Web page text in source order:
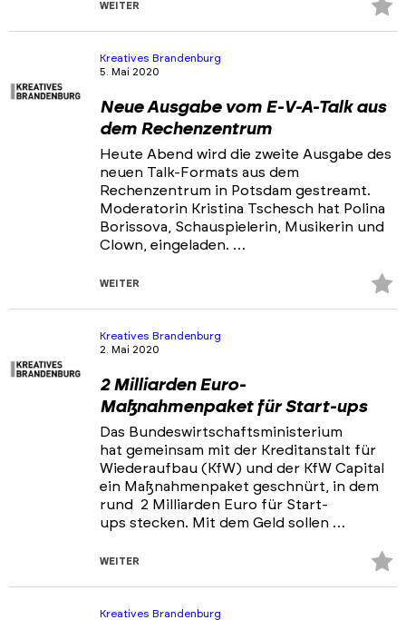
WEITER
Kreatives Brandenburg
5. Mai 2020
Neue Ausgabe vom E-V-A-Talk aus
dem Rechenzentrum
Heute Abend wird die zweite Ausgabe des
neuen Talk-Formats aus dem
Rechenzentrum in Potsdam gestreamt.
Moderatorin Kristina Tschesch hat Polina
Borissova, Schauspielerin, Musikerin und
Clown, eingeladen. …
WEITER
Kreatives Brandenburg
2. Mai 2020
2 Milliarden Euro-
Maßnahmenpaket für Start-ups
Das Bundeswirtschaftsministerium
hat gemeinsam mit der Kreditanstalt für
Wiederaufbau (KfW) und der KfW Capital
ein Maßnahmenpaket geschnürt, in dem
rund 2 Milliarden Euro für Start-
ups stecken. Mit dem Geld sollen …
WEITER
Kreatives Brandenburg